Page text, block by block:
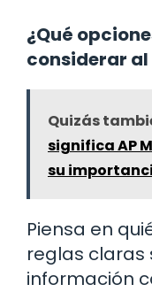
¿Qué
considerar
Quizás
significa AP
su
Piensa en
reglas claras
información